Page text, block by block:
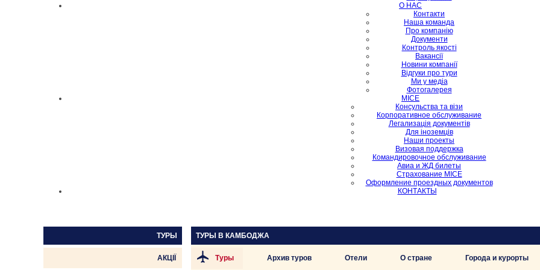
О НАС
Контакти
Наша команда
Про компанію
Документи
Контроль якості
Вакансії
Новини компанії
Відгуки про тури
Ми у медіа
Фотогалерея
MICE
Консульства та візи
Корпоративное обслуживание
Легализація документів
Для іноземців
Наши проекты
Визовая поддержка
Командировочное обслуживание
Авиа и ЖД билеты
Страхование MICE
Оформление проездных документов
КОНТАКТЫ
ТУРЫ
АКЦІЇ
ТУРЫ В КАМБОДЖА
Туры Архив туров Отели О стране Города и курорты